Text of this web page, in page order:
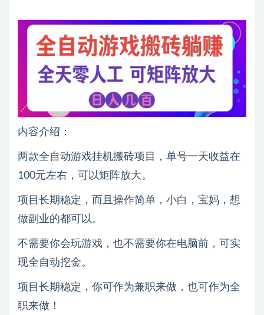
内容介绍：
两款全自动游戏挂机搬砖项目，单号一天收益在
100元左右，可以矩阵放大。
项目长期稳定，而且操作简单，小白，宝妈，想
做副业的都可以。
不需要你会玩游戏，也不需要你在电脑前，可实
现全自动挖金。
项目长期稳定，你可作为兼职来做，也可作为全
职来做！